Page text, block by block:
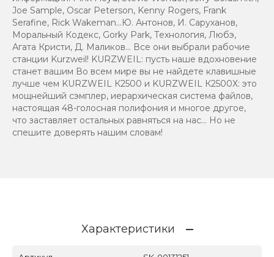
Joe Sample, Oscar Peterson, Kenny Rogers, Frank
Serafine, Rick Wakeman...Ю. Антонов, И. Саруханов,
Моральный Кодекс, Gorky Park, Технология, Любэ,
Агата Кристи, Д. Маликов... Все они выбрали рабочие
станции Kurzweil! KURZWEIL: пусть наше вдохновение
станет вашим Во всем мире вы не найдете клавишные
лучше чем KURZWEIL К2500 и KURZWEIL К2500Х: это
мощнейший сэмплер, иерархическая система файлов,
настоящая 48-голосная полифония и многое другое,
что заставляет остальных равняться на нас... Но не
спешите доверять нашим словам!
Характеристики